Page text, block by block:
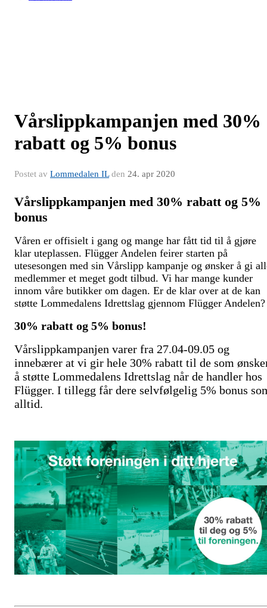
Vårslippkampanjen med 30%
rabatt og 5% bonus
Postet av Lommedalen ILden 24. apr 2020
Vårslippkampanjen med 30% rabatt og 5%
bonus
Våren er offisielt i gang og mange har fått tid til å gjøre
klar uteplassen. Flügger Andelen feirer starten på
utesesongen med sin Vårslipp kampanje og ønsker å gi
medlemmer et meget godt tilbud. Vi har mange kunder
innom våre butikker om dagen. Er de klar over at de kan
støtte Lommedalens Idrettslag gjennom Flügger
30% rabatt og 5% bonus!
Vårslippkampanjen varer fra 27.04-09.05 og
innebærer at vi gir hele 30% rabatt til de som
å støtte Lommedalens Idrettslag når de handler hos
Flügger. I tillegg får dere selvfølgelig 5% bonus
alltid.